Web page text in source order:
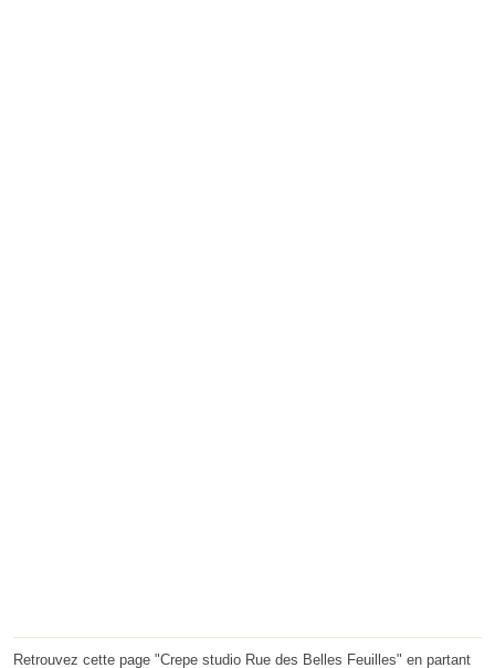
Retrouvez cette page "Crepe studio Rue des Belles Feuilles" en partant